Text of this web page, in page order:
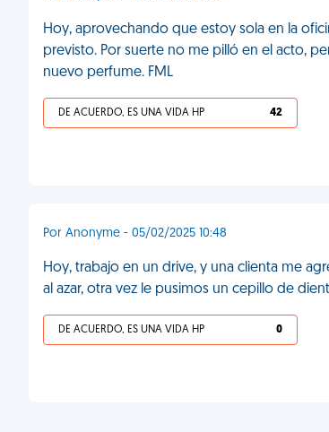
Hoy, aprovechando que estoy sola en la
previsto. Por suerte no me pilló en el acto,
nuevo perfume. FML
DE ACUERDO, ES UNA VIDA HP 42
Por Anonyme - 05/02/2025 10:48
Hoy, trabajo en un drive, y una clienta me
al azar, otra vez le pusimos un cepillo de
DE ACUERDO, ES UNA VIDA HP 0